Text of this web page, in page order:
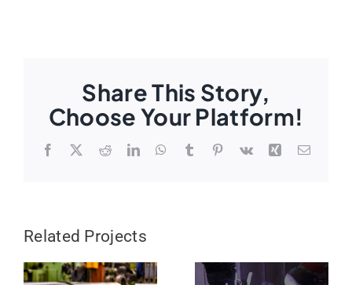
Share This Story,
Choose Your Platform!
Facebook RedditLinkedInWhatsApp
Tumblr PinterestVk XingEmail
Related Projects